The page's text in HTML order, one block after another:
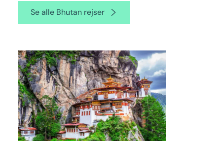
Se alle Bhutan rejser